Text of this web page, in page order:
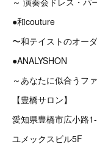
●和couture
〜和テイストのオー
●ANALYSHON
～あなたに似合うフ
【豊橋サロン】
愛知県豊橋市広小路
ユメックスビル5F